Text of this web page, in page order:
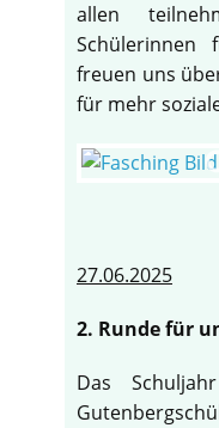
allen
Schülerinnen
freuen uns
für mehr
27.06.2025
2. Runde für
Das